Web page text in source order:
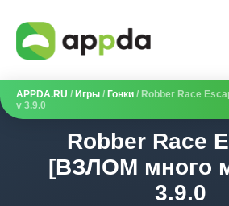
APPDA.RU / Игры / Гонки / Robber Race
v 3.9.0
Robber Race
[ВЗЛОМ много
3.9.0